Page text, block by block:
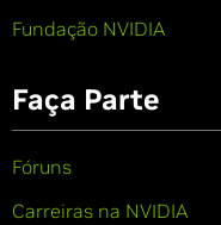
Fundação NVIDIA
Faça Parte
Fóruns
Carreiras na NVIDIA